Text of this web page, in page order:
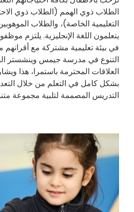
الطلاب ذوي الهمم (الطلاب ذوي
التعليمية الخاصة)، والطلاب
يتعلمون اللغة الإنجليزية. يلتزم
في بيئة تعليمية مشتركة مع أقرانهم
التنوع في مدرسة جيمس وينشستر
العلاقات المحترمة باستمرا، هذا
بشكل كامل في التعلم من خلال
التدريس المصممة لتلبية مجموعة